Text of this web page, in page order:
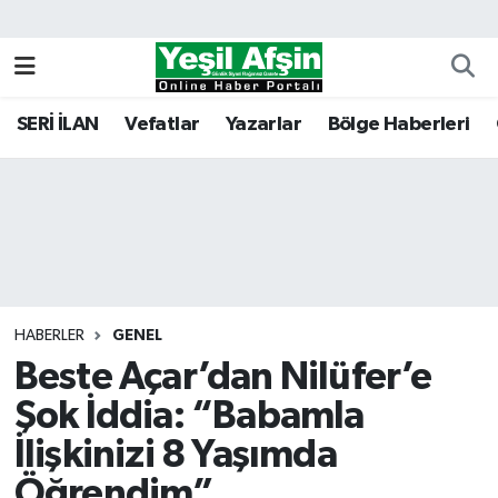
SERİ İLAN Vefatlar Yazarlar Bölge Haberleri
HABERLER GENEL
Beste Açar’dan Nilüfer’e
Şok İddia: “Babamla
İlişkinizi 8 Yaşımda
Kahramanmaraş Nöbetçi Eczaneler
Tüm Manşetler
Son Dakika Haberleri
Haber Arşivi